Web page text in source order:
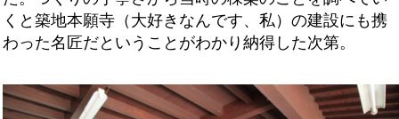
くと築地本願寺（大好きなんです、私）の建設にも携
わった名匠だということがわかり納得した次第。